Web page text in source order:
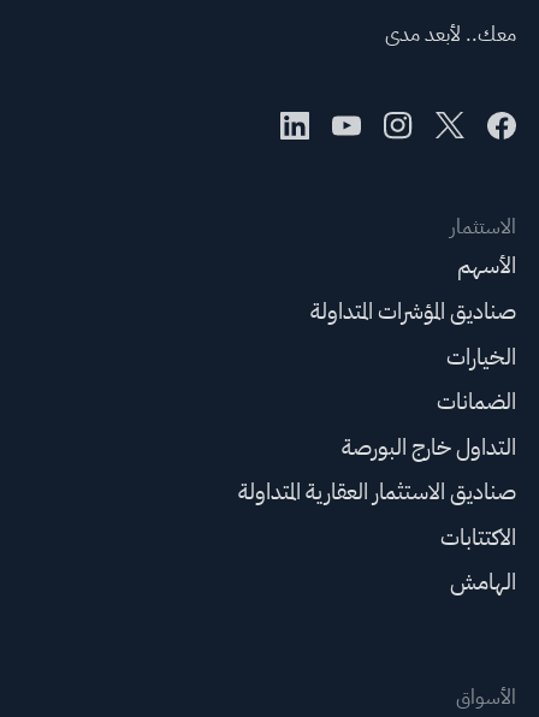
معك.. لأبعد مدى
الاستثمار
الأسهم
صناديق المؤشرات المتداولة
الخيارات
الضمانات
التداول خارج البورصة
صناديق الاستثمار العقارية المتداولة
الاكتتابات
الهامش
الأسواق